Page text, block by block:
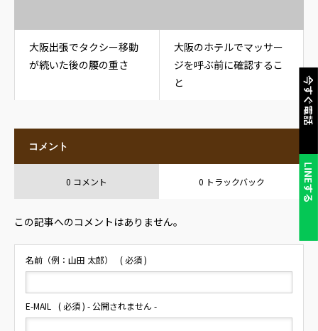
今すぐ電話
LINEする
大阪出張でタクシー移動
が続いた後の腰の重さ
大阪のホテルでマッサー
ジを呼ぶ前に確認するこ
と
コメント
0 コメント 0 トラックバック
この記事へのコメントはありません。
名前（例：山田 太郎） ( 必須 )
E-MAIL ( 必須 ) - 公開されません -